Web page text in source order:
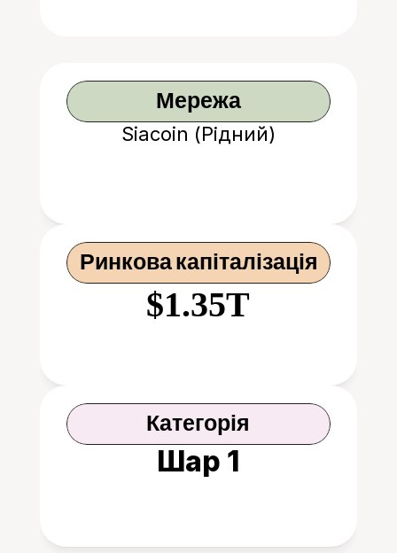
Мережа
Siacoin (Рідний)
Ринкова капіталізація
$1.35T
Категорія
Шар 1